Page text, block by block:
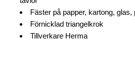
Fäster på papper, kartong,
Förnicklad triangelkrok
Tillverkare Herma